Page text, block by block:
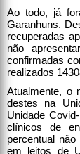
Ao todo, já
Garanhuns.
recuperadas
não
confirmadas
realizados
Atualmente, o
destes na
Unidade
clínicos de
percentual
em leitos de